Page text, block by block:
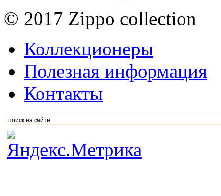
© 2017 Zippo collection
Коллекционеры
Полезная информация
Контакты